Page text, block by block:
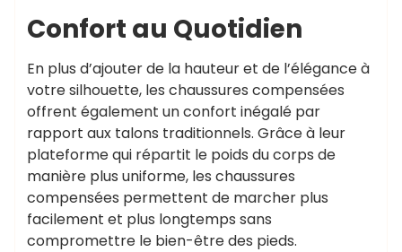
Confort au Quotidien
En plus d’ajouter de la hauteur et de l’élégance à
votre silhouette, les chaussures compensées
offrent également un confort inégalé par
rapport aux talons traditionnels. Grâce à leur
plateforme qui répartit le poids du corps de
manière plus uniforme, les chaussures
compensées permettent de marcher plus
facilement et plus longtemps sans
compromettre le bien-être des pieds.